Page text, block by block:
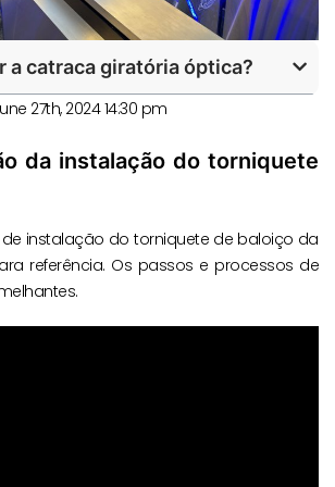
a catraca giratória óptica?
27th, 2024 14:30 pm
da instalação do torniquete
instalação do torniquete de baloiço da
referência. Os passos e processos de